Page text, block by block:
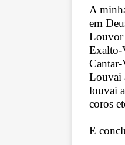
A
em
Louvor
Exalto-
Cantar-
Louvai
louvai
coros
E